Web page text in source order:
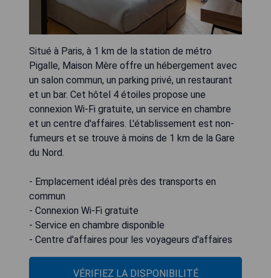
Situé à Paris, à 1 km de la station de métro
Pigalle, Maison Mère offre un hébergement avec
un salon commun, un parking privé, un restaurant
et un bar. Cet hôtel 4 étoiles propose une
connexion Wi-Fi gratuite, un service en chambre
et un centre d'affaires. L'établissement est non-
fumeurs et se trouve à moins de 1 km de la Gare
du Nord.
- Emplacement idéal près des transports en
commun
- Connexion Wi-Fi gratuite
- Service en chambre disponible
- Centre d'affaires pour les voyageurs d'affaires
VÉRIFIEZ LA DISPONIBILITÉ